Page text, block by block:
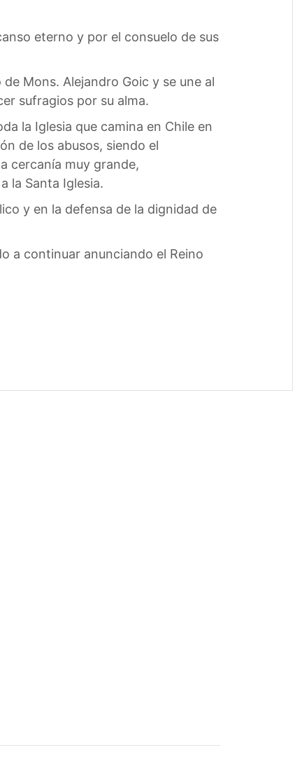
eterno y por el consuelo de sus
Mons. Alejandro Goic y se une al
sufragios por su alma.
la Iglesia que camina en Chile en
de los abusos, siendo el
cercanía muy grande,
la Santa Iglesia.
y en la defensa de la dignidad de
a continuar anunciando el Reino